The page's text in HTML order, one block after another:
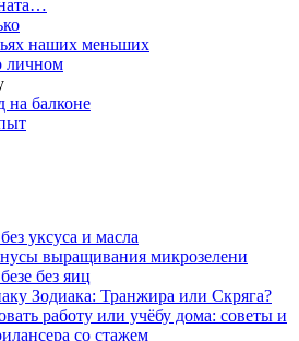
наших меньших
личном
на балконе
уксуса и масла
выращивания микрозелени
без яиц
Зодиака: Транжира или Скряга?
работу или учёбу дома: советы и
со стажем